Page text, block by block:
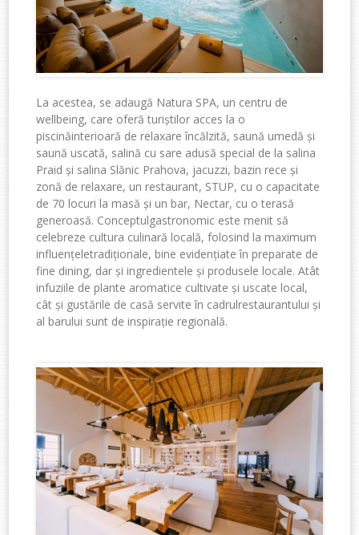
La acestea, se adaugă Natura SPA, un centru de
wellbeing, care oferă turiștilor acces la o
piscinăinterioară de relaxareîncălzită, saună umedăși
saună uscată, salină cu sare adusă special de la salina
Praidși salina Slănic Prahova, jacuzzi, bazin rece și
zonă de relaxare, un restaurant, STUP, cu o capacitate
de 70 locuri la masă și un bar, Nectar, cu oterasă
generoasă. Conceptulgastronomic este menit să
celebreze cultura culinară locală,folosind la maximum
influențeletradiționale, bine evidențiateîn preparate de
fine dining, darși ingredienteleși produsele locale.Atât
infuziile de plante aromatice cultivate și uscate local,
cât și gustările de casă serviteîn cadrulrestaurantului și
al barului sunt de inspirație regională.